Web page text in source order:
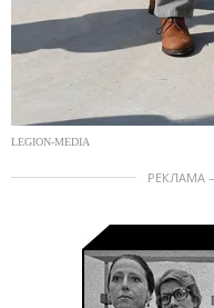
LEGION-MEDIA
РЕКЛАМА